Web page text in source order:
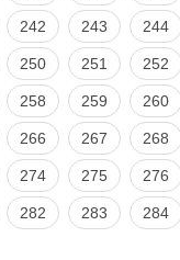
242 243 244
250 251 252
258 259 260
266 267 268
274 275 276
282 283 284